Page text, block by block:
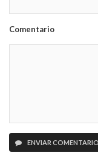
Comentario
ENVIAR COMENTARIO